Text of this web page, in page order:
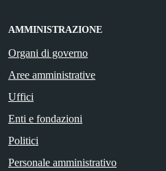
AMMINISTRAZIONE
Organi di governo
Aree amministrative
Uffici
Enti e fondazioni
Politici
Personale amministrativo